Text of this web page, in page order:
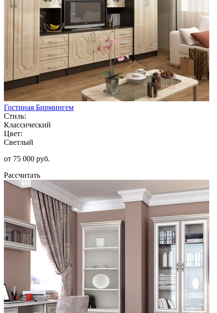
Гостиная Бирмингем
Стиль:
Классический
Цвет:
Светлый
от 75 000 руб.
Рассчитать